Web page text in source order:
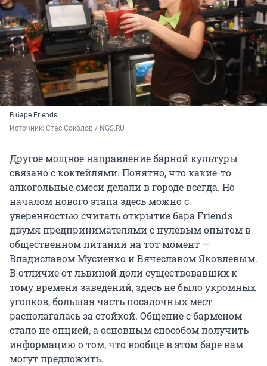
В баре Friends
Источник: Стас Соколов / NGS.RU
Другое мощное направление барной культуры
связано с коктейлями. Понятно, что какие-то
алкогольные смеси делали в городе всегда. Но
началом нового этапа здесь можно с
уверенностью считать открытие бара Friends
двумя предпринимателями с нулевым опытом в
общественном питании на тот момент —
Владиславом Мусиенко и Вячеславом Яковлевым.
В отличие от львиной доли существовавших к
тому времени заведений, здесь не было укромных
уголков, большая часть посадочных мест
располагалась за стойкой. Общение с барменом
стало не опцией, а основным способом получить
информацию о том, что вообще в этом баре вам
могут предложить.